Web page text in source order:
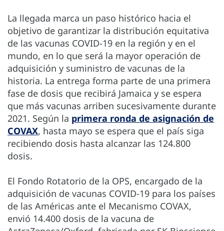
La llegada marca un paso histórico hacia el
objetivo de garantizar la distribución equitativa
de las vacunas COVID-19 en la región y en el
mundo, en lo que será la mayor operación de
adquisición y suministro de vacunas de la
historia. La entrega forma parte de una primera
fase de dosis que recibirá Jamaica y se espera
que más vacunas arriben sucesivamente durante
2021. Según la primera ronda de asignación de
COVAX, hasta mayo se espera que el país siga
recibiendo dosis hasta alcanzar las 124.800
dosis.
El Fondo Rotatorio de la OPS, encargado de la
adquisición de vacunas COVID-19 para los países
de las Américas ante el Mecanismo COVAX,
envió 14.400 dosis de la vacuna de